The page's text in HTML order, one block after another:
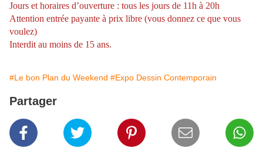
Jours et horaires d’ouverture : tous les jours de 11h à 20h
Attention entrée payante à prix libre (vous donnez ce que vous
voulez)
Interdit au moins de 15 ans.
#Le bon Plan du Weekend #Expo Dessin Contemporain
Partager